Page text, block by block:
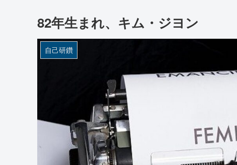
82年生まれ、キム・ジヨン
自己研鑽